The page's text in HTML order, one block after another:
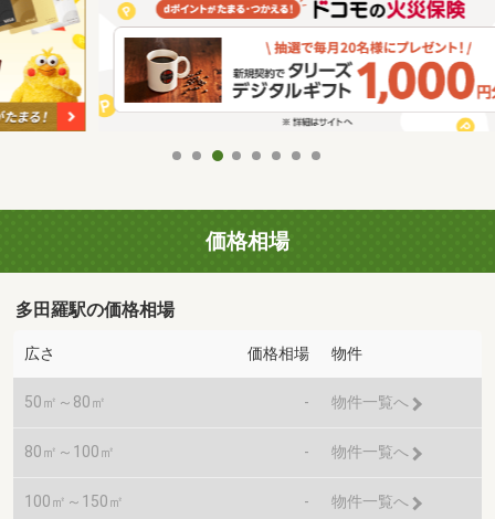
価格相場
多田羅駅の価格相場
広さ 価格相場 物件
50㎡～80㎡ - 物件一覧へ
80㎡～100㎡ - 物件一覧へ
100㎡～150㎡ - 物件一覧へ